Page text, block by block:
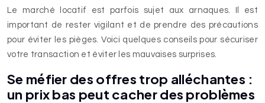
Le marché locatif est parfois sujet aux arnaques. Il est
important de rester vigilant et de prendre des précautions
pour éviter les pièges. Voici quelques conseils pour sécuriser
votre transaction et éviter les mauvaises surprises.
Se méfier des offres trop alléchantes :
un prix bas peut cacher des problèmes